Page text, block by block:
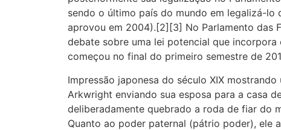
sendo o último país do mundo em legalizá-lo
aprovou em 2004).[2][3] No Parlamento das
debate sobre uma lei potencial que incorpora
começou no final do primeiro semestre de
Impressão japonesa do século XIX mostrando
Arkwright enviando sua esposa para a casa
deliberadamente quebrado a roda de fiar do
Quanto ao poder paternal (pátrio poder), ele